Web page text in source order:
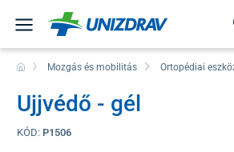
Mozgás és mobilitás Ortopédiai
Ujjvédő - gél
KÓD: P1506